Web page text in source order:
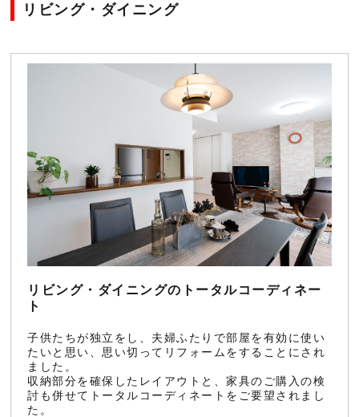
リビング・ダイニング
リビング・ダイニングのトータルコーディネー
ト
子供たちが独立をし、夫婦ふたりで部屋を有効に使い
たいと思い、思い切ってリフォームをすることにされ
ました。
収納部分を確保したレイアウトと、家具のご購入の検
討も併せてトータルコーディネートをご要望されまし
た。